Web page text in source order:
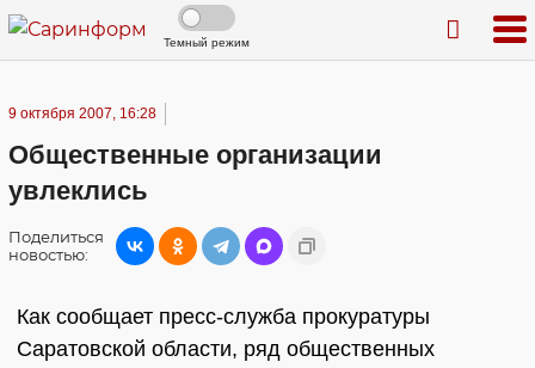
Темный режим
9 октября 2007, 16:28
Общественные организации
увлеклись
Поделиться
новостью:
Как сообщает пресс-служба прокуратуры
Саратовской области, ряд общественных